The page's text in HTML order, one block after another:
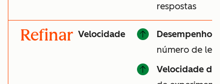
respostas
Refinar Velocidade
Desempenho
número de
Velocidade do